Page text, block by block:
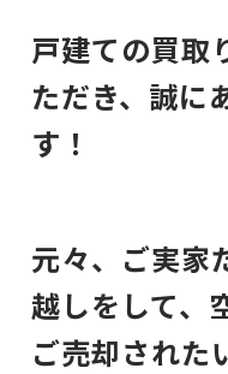
戸建ての買取
ただき、誠に
す！
元々、ご実家
越しをして、
ご売却された